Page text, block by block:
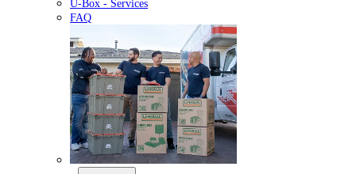
U-Box - Services
FAQ